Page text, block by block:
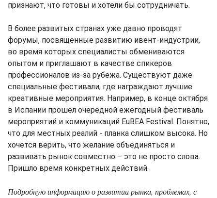
признают, что готовы и хотели бы сотрудничать.
В более развитых странах уже давно проводят
форумы, посвященные развитию ивент-индустрии,
во время которых специалисты обмениваются
опытом и приглашают в качестве спикеров
профессионалов из-за рубежа. Существуют даже
специальные фестивали, где награждают лучшие
креативные мероприятия. Например, в конце октября
в Испании прошел очередной ежегодный фестиваль
мероприятий и коммуникаций EuBEA Festival. Понятно,
что для местных реалий - планка слишком высока. Но
хочется верить, что желание объединяться и
развивать рынок совместно – это не просто слова.
Пришло время конкретных действий.
Подробную информацию о развитии рынка, проблемах, с